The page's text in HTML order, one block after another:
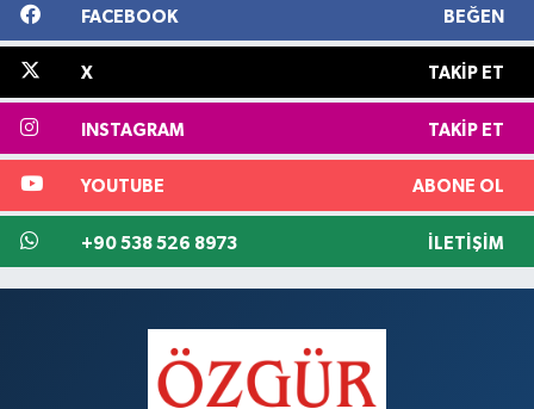
FACEBOOK BEĞEN
X TAKIP ET
INSTAGRAM TAKIP ET
YOUTUBE ABONE OL
+90 538 526 8973 İLETIŞIM